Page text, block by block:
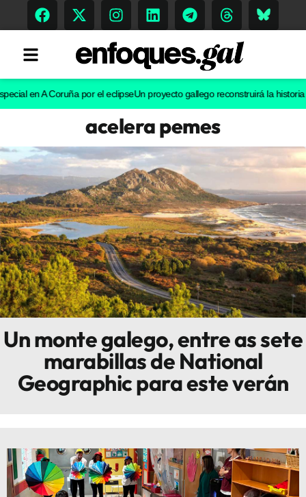
Memoria Histórica
Gastronomía
Escenarios
Sostenibilidad
Innova
en A Coruña por el eclipseUn proyecto gallego reconstruirá la historia
acelera pemes
Un monte galego, entre as sete
marabillas de National
Geographic para este verán